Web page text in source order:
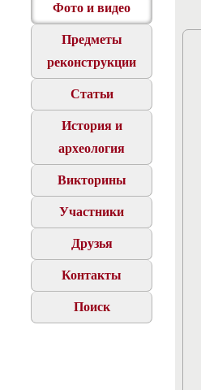
Фото и видео
Предметы
реконструкции
Статьи
История и
археология
Викторины
Участники
Друзья
Контакты
Поиск